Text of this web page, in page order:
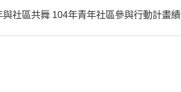
與社區共舞 104年青年社區參與行動計畫